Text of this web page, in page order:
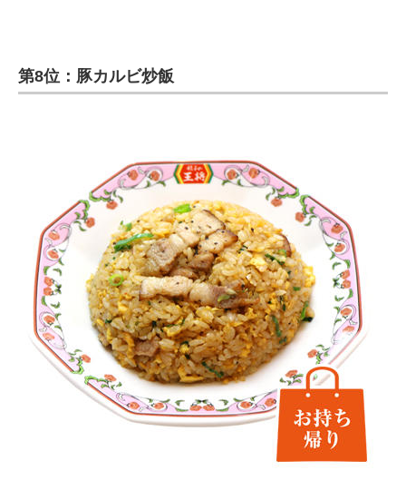
ちょっと気になるネットの話題
第8位：豚カルビ炒飯